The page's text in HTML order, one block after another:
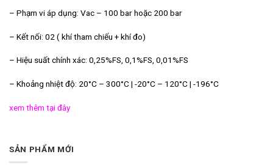
– Phạm vi áp dụng: Vac – 100 bar hoặc 200 bar
– Kết nối: 02 ( khí tham chiếu + khí đo)
– Hiệu suất chính xác: 0,25%FS, 0,1%FS, 0,01%FS
– Khoảng nhiệt độ: 20°C – 300°C | -20°C – 120°C | -196°C
xem thêm tại đây
SẢN PHẨM MỚI